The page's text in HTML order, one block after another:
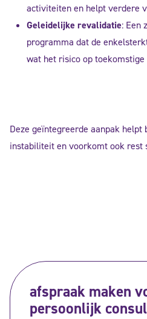
activiteiten en helpt verdere
Geleidelijke revalidatie: Een
programma dat de
wat het risico op
Deze geïntegreerde aanpak
instabiliteit en voorkomt ook rest
afspraak maken
persoonlijk